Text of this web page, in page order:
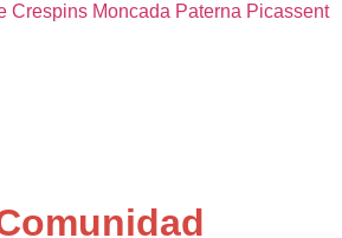
Crespins Moncada Paterna Picassent